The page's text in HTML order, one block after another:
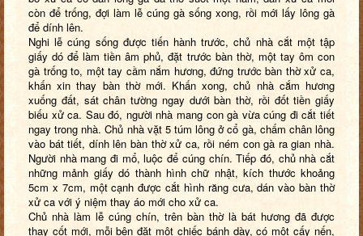
còn để trống, đợi làm lễ cúng gà sống xong, rồi mới lấy lông gà
để dính lên.
Nghi lễ cúng sống được tiến hành trước, chủ nhà cắt một tập
giấy dó để làm tiền âm phủ, đặt trước bàn thờ, một tay ôm con
gà trống to, một tay cầm nắm hương, đứng trước bàn thờ xử ca,
khấn xin thay bàn thờ mới. Khấn xong, chủ nhà cắm hương
xuống đất, sát chân tường ngay dưới bàn thờ, rồi đốt tiền giấy
biếu xử ca. Sau đó, người nhà mang con gà vừa cúng đi cắt tiết
ngay trong nhà. Chủ nhà vặt 5 túm lông ở cổ gà, chấm chân lông
vào bát tiết, dính lên bàn thờ xử ca, rồi ném con gà ra gian nhà.
Người nhà mang đi mổ, luộc để cúng chín. Tiếp đó, chủ nhà cắt
những mảnh giấy dó thành hình chữ nhật, kích thước khoảng
5cm x 7cm, một cạnh được cắt hình răng cưa, dán vào bàn thờ
xử ca với ý niệm thay áo mới cho xử ca.
Chủ nhà làm lễ cúng chín, trên bàn thờ là bát hương đã được
thay cốt mới, mỗi bên đặt một chiếc bánh dày, có một cấy nến,